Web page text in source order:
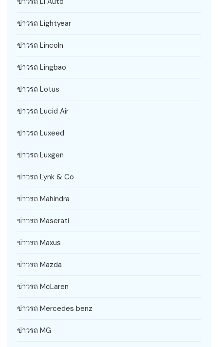
ข่าวรถ Lightyear
ข่าวรถ Lincoln
ข่าวรถ Lingbao
ข่าวรถ Lotus
ข่าวรถ Lucid Air
ข่าวรถ Luxeed
ข่าวรถ Luxgen
ข่าวรถ Lynk & Co
ข่าวรถ Mahindra
ข่าวรถ Maserati
ข่าวรถ Maxus
ข่าวรถ Mazda
ข่าวรถ McLaren
ข่าวรถ Mercedes benz
ข่าวรถ MG